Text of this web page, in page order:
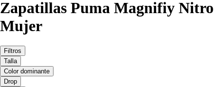
Zapatillas Puma Magnifiy Nitro
Mujer
Filtros
Talla
Color dominante
Drop